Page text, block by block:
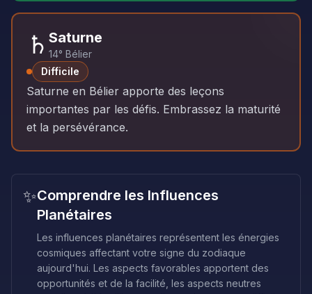
♄ Saturne
14° Bélier
Difficile
Saturne en Bélier apporte des leçons
importantes par les défis. Embrassez la maturité
et la persévérance.
✨Comprendre les Influences
Planétaires
Les influences planétaires représentent les énergies
cosmiques affectant votre signe du zodiaque
aujourd'hui. Les aspects favorables apportent des
opportunités et de la facilité, les aspects neutres